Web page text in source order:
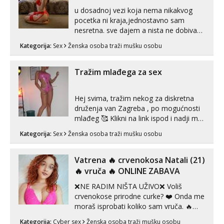
u dosadnoj vezi koja nema nikakvog
pocetka ni kraja,jednostavno sam
nesretna. sve dajem a nista ne dobivam
zadovoljiti moje potrebe,ne trazim puno
volim njezan seks i njezne poljupce po
tijelu koji me jako pale,obozavam kad
Kategorija: Sex Ženska osoba traži mušku osobu
Tražim mlađega za sex
Hej svima, tražim nekog za diskretna
druženja van Zagreba , po mogućnosti
mlađeg 🥰 Klikni na link ispod i nadji me
Kategorija: Sex Ženska osoba traži mušku osobu
Vatrena ‎️‍🔥 crvenokosa Natali (21)
‎️‍🔥 vruča‎ ️‍🔥 ONLINE ZABAVA
❌NE RADIM NIŠTA UŽIVO❌ Voliš
crvenokose prirodne curke? ❤️ Onda me
moraš isprobati koliko sam vruča.‎ ️‍🔥
MLADA vražica koja ima 100%
Kategorija: Cyber sex Ženska osoba traži mušku osobu